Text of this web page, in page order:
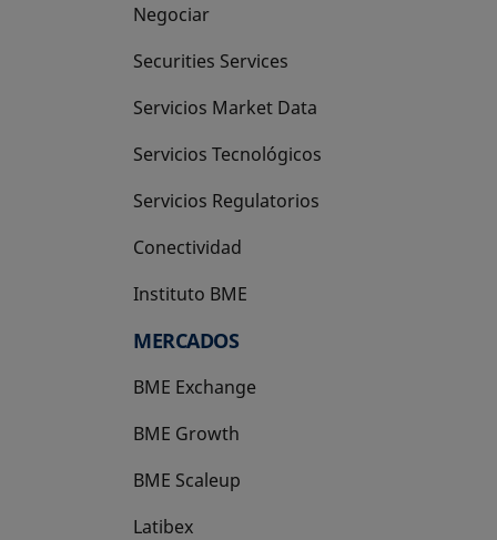
Negociar
Securities Services
Servicios Market Data
Servicios Tecnológicos
Servicios Regulatorios
Conectividad
Instituto BME
se abre en una pestaña nueva
MERCADOS
BME Exchange
BME Growth
se abre en una pestaña nueva
BME Scaleup
se abre en una pestaña nueva
Latibex
se abre en una pestaña nueva